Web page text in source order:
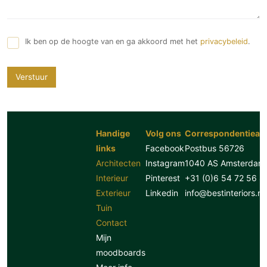
Ik ben op de hoogte van en ga akkoord met het privacybeleid.
Verstuur
Handige
links
Architecten
Interieur
Exterieur
Tuin
Contact
Mijn
moodboards
Volg ons
Facebook
Instagram
Pinterest
Linkedin
Postbus 56726
1040 AS Amsterdam
+31 (0)6 54 72 56
info@bestinteriors.nl